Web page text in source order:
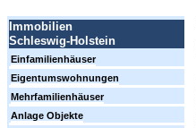
Immobilien
Schleswig-Holstein
Einfamilienhäuser
Eigentumswohnungen
Mehrfamilienhäuser
Anlage Objekte